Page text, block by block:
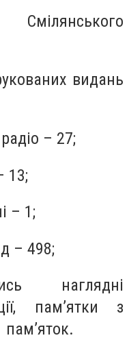
видань
– 27;
13;
– 1;
– 498;
наглядні
пам’ятки з